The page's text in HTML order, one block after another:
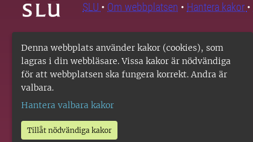
Denna webbplats använder kakor (cookies), som
lagras i din webbläsare. Vissa kakor är nödvändiga
för att webbplatsen ska fungera korrekt. Andra är
valbara.
Hantera valbara kakor
Tillåt nödvändiga kakor
SLU • Om webbplatsen • Hantera kakor •